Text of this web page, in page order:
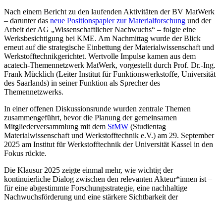
Nach einem Bericht zu den laufenden Aktivitäten der BV MatWerk
– darunter das neue Positionspapier zur Materialforschung und der
Arbeit der AG „Wissenschaftlicher Nachwuchs“ – folgte eine
Werksbesichtigung bei KME. Am Nachmittag wurde der Blick
erneut auf die strategische Einbettung der Materialwissenschaft und
Werkstofftechnikgerichtet. Wertvolle Impulse kamen aus dem
acatech-Themennetzwerk MatWerk, vorgestellt durch Prof. Dr.-Ing.
Frank Mücklich (Leiter Institut für Funktionswerkstoffe, Universität
des Saarlands) in seiner Funktion als Sprecher des
Themennetzwerks.
In einer offenen Diskussionsrunde wurden zentrale Themen
zusammengeführt, bevor die Planung der gemeinsamen
Mitgliederversammlung mit dem StMW (Studientag
Materialwissenschaft und Werkstofftechnik e.V.) am 29. September
2025 am Institut für Werkstofftechnik der Universität Kassel in den
Fokus rückte.
Die Klausur 2025 zeigte einmal mehr, wie wichtig der
kontinuierliche Dialog zwischen den relevanten Akteur*innen ist –
für eine abgestimmte Forschungsstrategie, eine nachhaltige
Nachwuchsförderung und eine stärkere Sichtbarkeit der